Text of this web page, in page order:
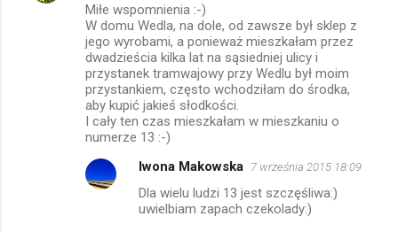
Miłe wspomnienia :-)
W domu Wedla, na dole, od zawsze był sklep z
jego wyrobami, a ponieważ mieszkałam przez
dwadzieścia kilka lat na sąsiedniej ulicy i
przystanek tramwajowy przy Wedlu był moim
przystankiem, często wchodziłam do środka,
aby kupić jakieś słodkości.
I cały ten czas mieszkałam w mieszkaniu o
numerze 13 :-)
Iwona Makowska 7 września 2015 18:09
Dla wielu ludzi 13 jest szczęśliwa:)
uwielbiam zapach czekolady:)